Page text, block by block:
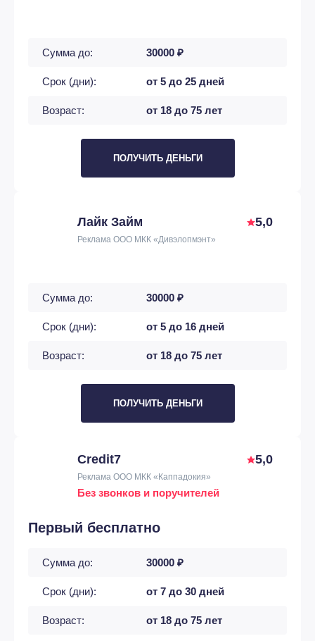
Сумма до: 30000 ₽
Срок (дни): от 5 до 25 дней
Возраст: от 18 до 75 лет
ПОЛУЧИТЬ ДЕНЬГИ
Лайк Займ 5,0
Реклама ООО МКК «Дивэлопмэнт»
Сумма до: 30000 ₽
Срок (дни): от 5 до 16 дней
Возраст: от 18 до 75 лет
ПОЛУЧИТЬ ДЕНЬГИ
Credit7 5,0
Реклама ООО МКК «Каппадокия»
Без звонков и поручителей
Первый бесплатно
Сумма до: 30000 ₽
Срок (дни): от 7 до 30 дней
Возраст: от 18 до 75 лет